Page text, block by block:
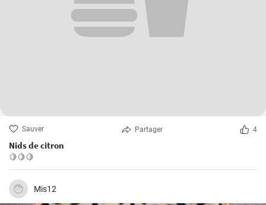
Sauver Partager 4
Nids de citron
🍋🍋🍋
Mis12